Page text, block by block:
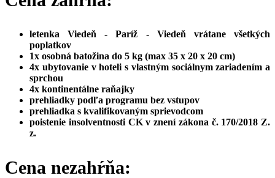
letenka Viedeň - Paríž - Viedeň vrátane všetkých
poplatkov
1x osobná batožina do 5 kg (max 35 x 20 x 20 cm)
4x ubytovanie v hoteli s vlastným sociálnym zariadením a
sprchou
4x kontinentálne raňajky
prehliadky podľa programu bez vstupov
prehliadka s kvalifikovaným sprievodcom
poistenie insolventnosti CK v znení zákona č. 170/2018 Z.
z.
Cena nezahŕňa: